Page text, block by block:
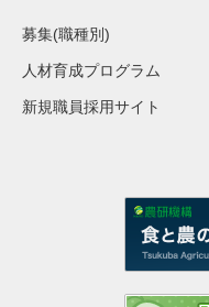
募集(職種別)
人材育成プログラム
新規職員採用サイト